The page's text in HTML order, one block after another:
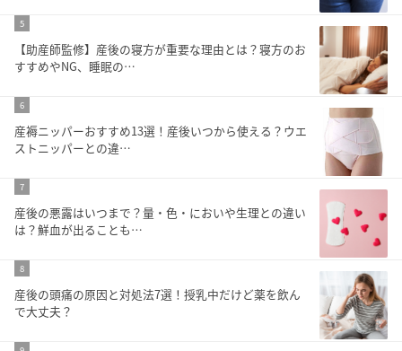
5
【助産師監修】産後の寝方が重要な理由とは？寝方のお
すすめやNG、睡眠の…
6
産褥ニッパーおすすめ13選！産後いつから使える？ウエ
ストニッパーとの違…
7
産後の悪露はいつまで？量・色・においや生理との違い
は？鮮血が出ることも…
8
産後の頭痛の原因と対処法7選！授乳中だけど薬を飲ん
で大丈夫？